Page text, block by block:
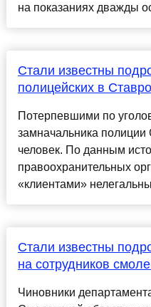
на показаниях дважды
Стали известны
полицейских в
Потерпевшими по
замначальника
человек. По данным
правоохранительных
«клиентами»
Стали известны
на сотрудников
Чиновники